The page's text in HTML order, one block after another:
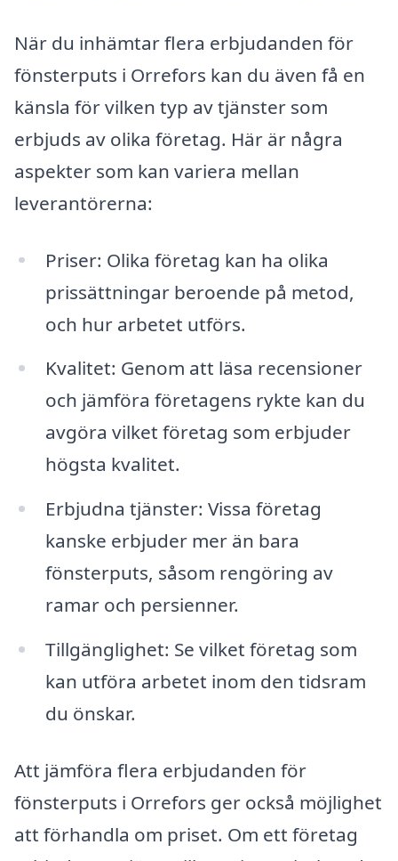
När du inhämtar flera erbjudanden för
fönsterputs i Orrefors kan du även få en
känsla för vilken typ av tjänster som
erbjuds av olika företag. Här är några
aspekter som kan variera mellan
leverantörerna:
Priser: Olika företag kan ha olika
prissättningar beroende på metod,
och hur arbetet utförs.
Kvalitet: Genom att läsa recensioner
och jämföra företagens rykte kan du
avgöra vilket företag som erbjuder
högsta kvalitet.
Erbjudna tjänster: Vissa företag
kanske erbjuder mer än bara
fönsterputs, såsom rengöring av
ramar och persienner.
Tillgänglighet: Se vilket företag som
kan utföra arbetet inom den tidsram
du önskar.
Att jämföra flera erbjudanden för
fönsterputs i Orrefors ger också möjlighet
att förhandla om priset. Om ett företag